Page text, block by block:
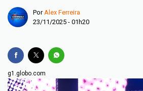
PorAlex Ferreira
23/11/2025 - 01h20
g1.globo.com